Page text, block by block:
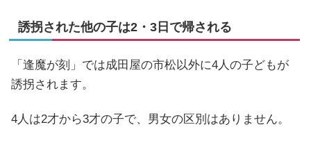
誘拐された他の子は2・3日で帰される
「逢魔が刻」では成田屋の市松以外に4人の子どもが
誘拐されます。
4人は2才から3才の子で、男女の区別はありません。